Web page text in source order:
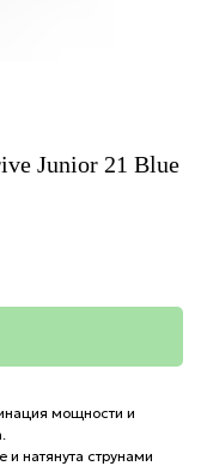
Junior 21 Blue
мощности и
и натянута струнами